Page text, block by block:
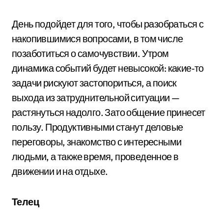
День подойдет для того, чтобы разобраться с
накопившимися вопросами, в том числе
позаботиться о самочувствии. Утром
динамика событий будет невысокой: какие‑то
задачи рискуют застопориться, а поиск
выхода из затруднительной ситуации —
растянуться надолго. Зато общение принесет
пользу. Продуктивными станут деловые
переговоры, знакомство с интересными
людьми, а также время, проведенное в
движении и на отдыхе.
Телец